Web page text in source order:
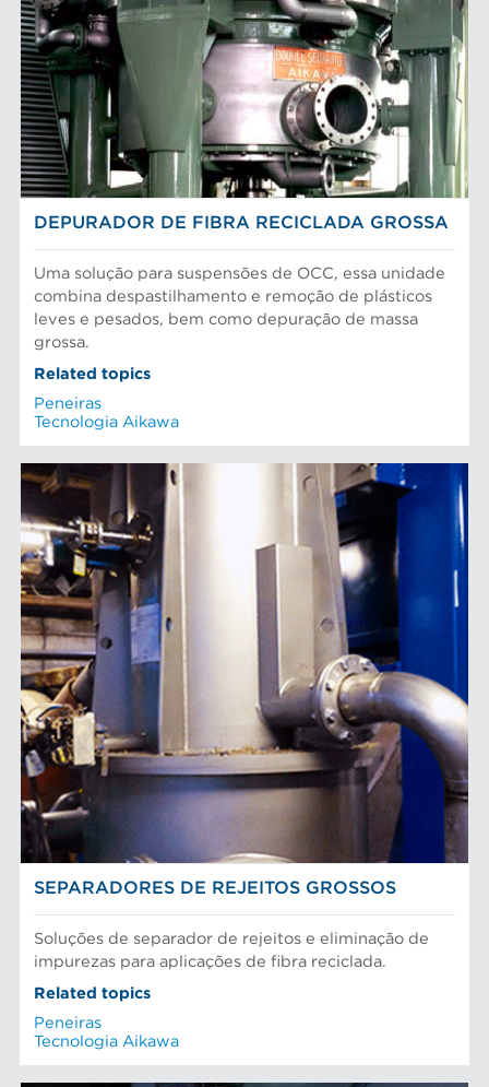
DEPURADOR DE FIBRA RECICLADA GROSSA
Uma solução para suspensões de OCC, essa unidade
combina despastilhamento e remoção de plásticos
leves e pesados, bem como depuração de massa
grossa.
Related topics
Peneiras
Tecnologia Aikawa
SEPARADORES DE REJEITOS GROSSOS
Soluções de separador de rejeitos e eliminação de
impurezas para aplicações de fibra reciclada.
Related topics
Peneiras
Tecnologia Aikawa